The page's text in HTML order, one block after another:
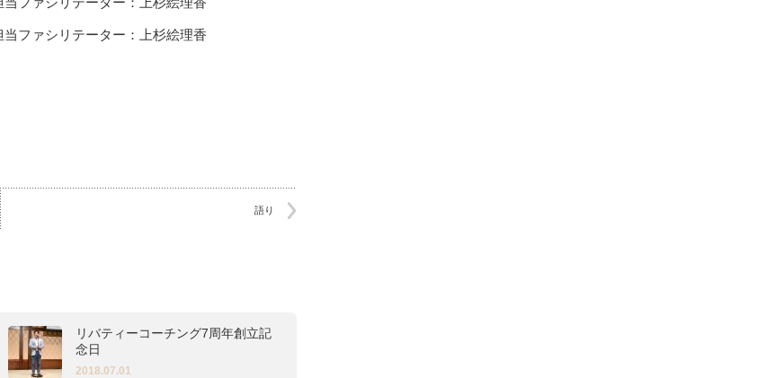
当ファシリテーター：上杉絵理香
語り
リバティーコーチング7周年創立記
念日
2018.07.01